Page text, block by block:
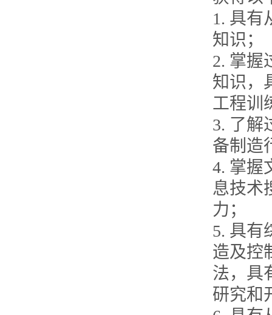
1. 具有
知识；
2. 掌握
知识，
工程训
3. 了解
备制造
4. 掌握
息技术
力；
5. 具有
造及控
法，具
研究和